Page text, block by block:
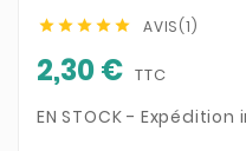
     AVIS(1)
2,30 € TTC
EN STOCK -